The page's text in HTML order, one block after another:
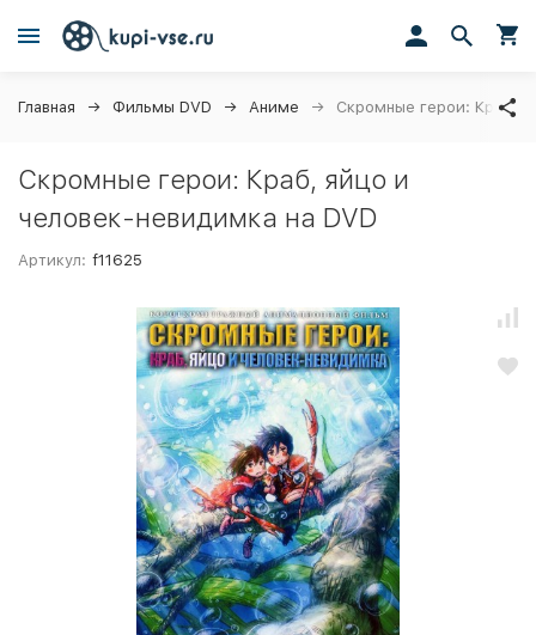
Главная Фильмы DVD Аниме Скромные герои: Краб,
Скромные герои: Краб, яйцо и
человек-невидимка на DVD
Артикул: f11625